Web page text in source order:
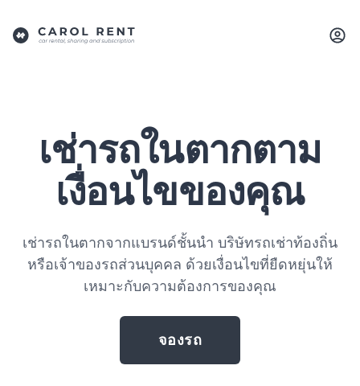
เช่ารถในตากตาม
เงื่อนไขของคุณ
เช่ารถในตากจากแบรนด์ชั้นนำ บริษัทรถเช่าท้องถิ่น
หรือเจ้าของรถส่วนบุคคล ด้วยเงื่อนไขที่ยืดหยุ่นให้
เหมาะกับความต้องการของคุณ
จองรถ